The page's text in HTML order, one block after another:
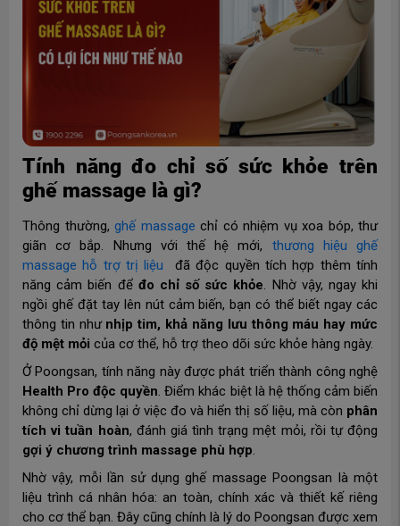
Tính năng đo chỉ số sức khỏe trên
ghế massage là gì?
Thông thường, ghế massage chỉ có nhiệm vụ xoa bóp, thư
giãn cơ bắp. Nhưng với thế hệ mới, thương hiệu ghế
massage hỗ trợ trị liệu
đã độc quyền tích hợp thêm tính
năng cảm biến để đo chỉ số sức khỏe . Nhờ vậy, ngay khi
ngồi ghế đặt tay lên nút cảm biến, bạn có thể biết ngay các
thông tin như nhịp tim, khả năng lưu thông máu hay mức
độ mệt mỏi của cơ thể, hỗ trợ theo dõi sức khỏe hàng ngày.
Ở Poongsan, tính năng này được phát triển thành công nghệ
Health Pro độc quyền . Điểm khác biệt là hệ thống cảm biến
không chỉ dừng lại ở việc đo và hiển thị số liệu, mà còn phân
tích vi tuần hoàn, đánh giá tình trạng mệt mỏi, rồi tự động
gợi ý chương trình massage phù hợp
Nhờ vậy, mỗi lần sử dụng ghế massage Poongsan là một
liệu trình cá nhân hóa: an toàn, chính xác và thiết kế riêng
cho cơ thể bạn. Đây cũng chính là lý do Poongsan được xem